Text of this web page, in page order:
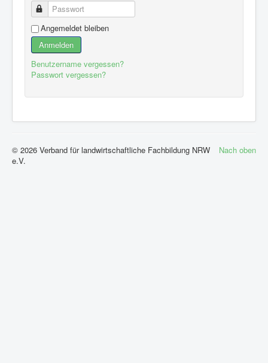
Passwort
Angemeldet bleiben
Anmelden
Benutzername vergessen?
Passwort vergessen?
Nach oben
© 2026 Verband für landwirtschaftliche Fachbildung NRW
e.V.